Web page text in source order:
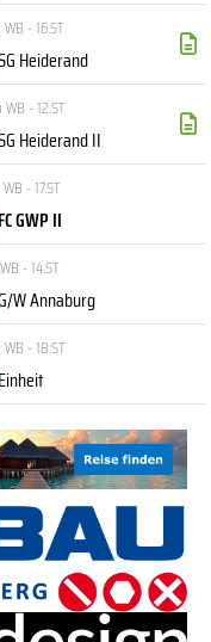
- 16.ST
Heiderand
- 12.ST
Heiderand II
- 17.ST
FC GWP II
- 14.ST
W Annaburg
- 18.ST
Einheit